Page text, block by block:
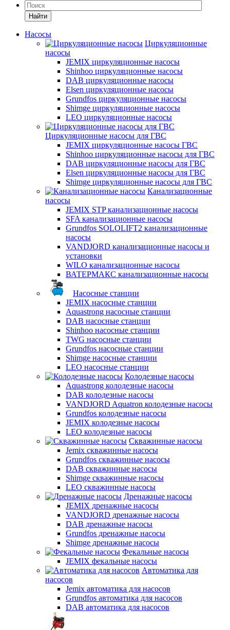
Найти
Насосы
Циркуляционные
насосы
JEMIX циркуляционные насосы
Shinhoo циркуляционные насосы
DAB циркуляционные насосы
Elsen циркуляционные насосы
Grundfos циркуляционные насосы
Shimge циркуляционные насосы
LEO циркуляционные насосы
Циркуляционные насосы для ГВС
JEMIX циркуляционные насосы ГВС
Shinhoo циркуляционные насосы для ГВС
DAB циркуляционные насосы для ГВС
Elsen циркуляционные насосы для ГВС
Shimge циркуляционные насосы для ГВС
Канализационные
насосы
JEMIX STP канализационные насосы
SFA канализационные насосы
Grundfos SOLOLIFT2 канализационные
насосы
VANDJORD канализационные насосы и
установки
WILO канализационные насосы
ВАТЕРМАКС канализационные насосы
Насосные станции
JEMIX насосные станции
Aquastrong насосные станции
DAB насосные станции
Shinhoo насосные станции
TWG насосные станции
Grundfos насосные станции
Shimge насосные станции
LEO насосные станции
Колодезные насосы
Aquastrong колодезные насосы
DAB колодезные насосы
VANDJORD Aquatron колодезные насосы
Grundfos колодезные насосы
JEMIX колодезные насосы
LEO колодезные насосы
Скважинные насосы
Jemix cкважинные насосы
Grundfos скважинные насосы
DAB скважинные насосы
Shimge скважинные насосы
LEO скважинные насосы
Дренажные насосы
JEMIX дренажные насосы
VANDJORD дренажные насосы
DAB дренажные насосы
Grundfos дренажные насосы
Shimge дренажные насосы
Фекальные насосы
JEMIX фекальные насосы
Автоматика для
насосов
Jemix автоматика для насосов
Grundfos автоматика для насосов
DAB автоматика для насосов